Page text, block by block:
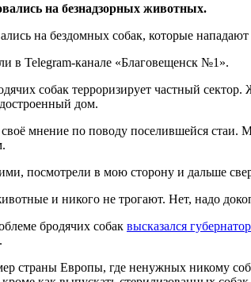
на безнадзорных животных.
на бездомных собак, которые
в Telegram-канале «Благовещенск №1».
собак терроризирует частный
дом.
мнение по поводу поселившейся
посмотрели в мою сторону и дальше
и никого не трогают. Нет, надо
бродячих собак высказался
страны Европы, где ненужных никому